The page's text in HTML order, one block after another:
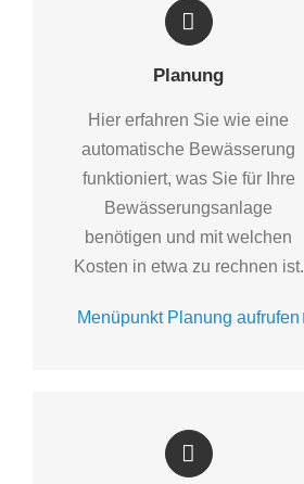
Planung
Hier erfahren Sie wie eine
automatische Bewässerung
funktioniert, was Sie für Ihre
Bewässerungsanlage
benötigen und mit welchen
Kosten in etwa zu rechnen ist.
Menüpunkt Planung aufrufen